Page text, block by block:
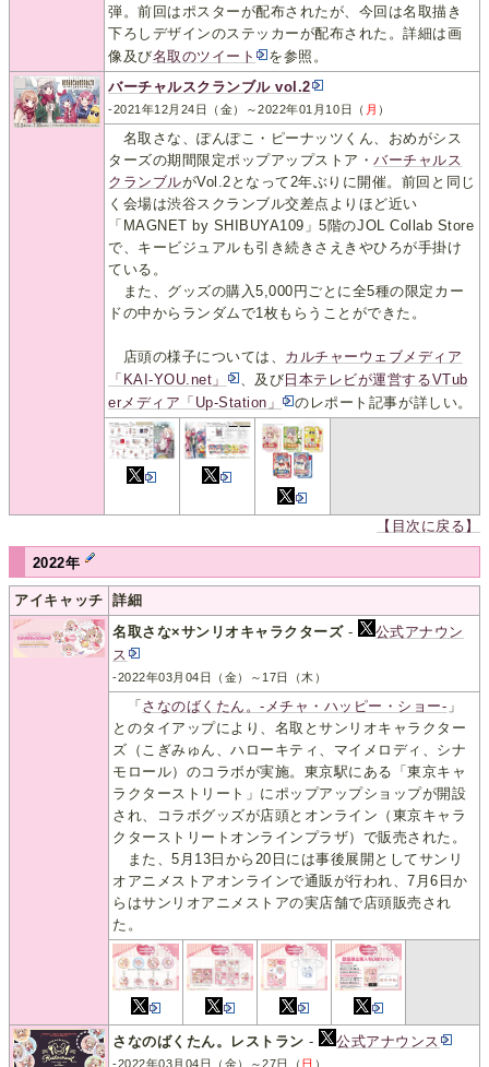
弾。前回はポスターが配布されたが、今回は名取描き
下ろしデザインのステッカーが配布された。詳細は画
像及び名取のツイート
を参照。
バーチャルスクランブル vol.2
-2021年12月24日（金）～2022年01月10日（ 月 ）
名取さな、ぽんぽこ・ピーナッツくん、おめがシス
ターズの期間限定ポップアップストア・バーチャルス
クランブルがVol.2となって2年ぶりに開催。前回と同じ
く会場は渋谷スクランブル交差点よりほど近い
「MAGNET by SHIBUYA109」5階のJOL Collab Store
で、キービジュアルも引き続きさえきやひろが手掛け
ている。
また、グッズの購入5,000円ごとに全5種の限定カー
ドの中からランダムで1枚もらうことができた。
店頭の様子については、 カルチャーウェブメディア
「KAI-YOU.net」
、及び 日本テレビが運営するVTub
erメディア「Up-Station」
のレポート記事が詳しい。
【目次に戻る】
2022年
アイキャッチ 詳細
名取さな×サンリオキャラクターズ-
公式アナウン
ス
-2022年03月04日（金）～17日（木）
「 さなのばくたん。-メチャ・ハッピー・ショー- 」
とのタイアップにより、名取とサンリオキャラクター
ズ（こぎみゅん、ハローキティ、マイメロディ、シナ
モロール）のコラボが実施。東京駅にある「東京キャ
ラクターストリート」にポップアップショップが開設
され、コラボグッズが店頭とオンライン（東京キャラ
クターストリートオンラインプラザ）で販売された。
また、5月13日から20日には事後展開としてサンリ
オアニメストアオンラインで通販が行われ、7月6日か
らはサンリオアニメストアの実店舗で店頭販売され
た。
さなのばくたん。レストラン - 公式アナウンス
-2022年03月04日（金）～27日（ 日 ）